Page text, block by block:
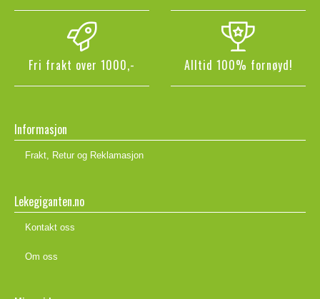
Fri frakt over 1000,- Alltid 100% fornøyd!
Informasjon
Frakt, Retur og Reklamasjon
Lekegiganten.no
Kontakt oss
Om oss